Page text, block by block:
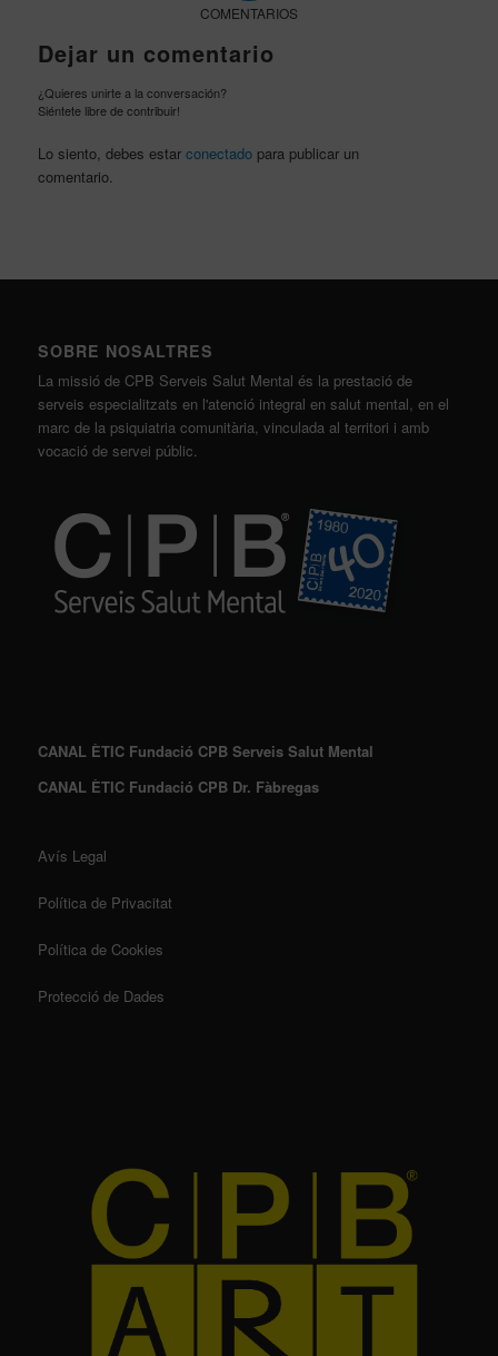
COMENTARIOS
Dejar un comentario
¿Quieres unirte a la conversación?
Siéntete libre de contribuir!
Lo siento, debes estar conectadopara publicar un
comentario.
SOBRE NOSALTRES
La missió de CPB Serveis Salut Mental és la prestació de
serveis especialitzats en l'atenció integral en salut mental, en el
marc de la psiquiatria comunitària, vinculada al territori i amb
vocació de servei públic.
CANAL ÈTIC Fundació CPB Serveis Salut Mental
CANAL ÈTIC Fundació CPB Dr. Fàbregas
Avís Legal
Política de Privacitat
Política de Cookies
Protecció de Dades